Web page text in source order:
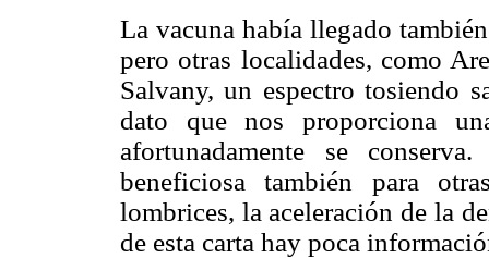
La vacuna había llegado
pero otras localidades, como
Salvany, un espectro tosiendo
dato que nos proporciona
afortunadamente se
beneficiosa también para
lombrices, la aceleración de la
de esta carta hay poca